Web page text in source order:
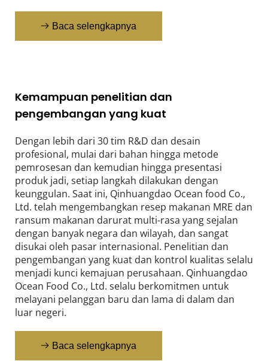
Baca selengkapnya
Kemampuan penelitian dan
pengembangan yang kuat
Dengan lebih dari 30 tim R&D dan desain
profesional, mulai dari bahan hingga metode
pemrosesan dan kemudian hingga presentasi
produk jadi, setiap langkah dilakukan dengan
keunggulan. Saat ini, Qinhuangdao Ocean food Co.,
Ltd. telah mengembangkan resep makanan MRE dan
ransum makanan darurat multi-rasa yang sejalan
dengan banyak negara dan wilayah, dan sangat
disukai oleh pasar internasional. Penelitian dan
pengembangan yang kuat dan kontrol kualitas selalu
menjadi kunci kemajuan perusahaan. Qinhuangdao
Ocean Food Co., Ltd. selalu berkomitmen untuk
melayani pelanggan baru dan lama di dalam dan
luar negeri.
Baca selengkapnya